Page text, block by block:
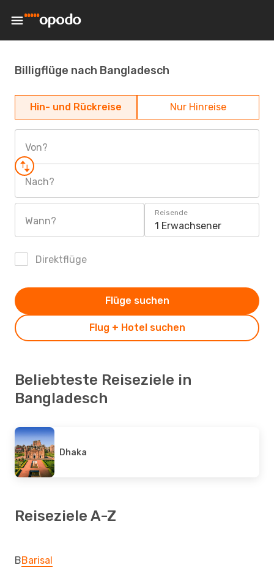
Billigflüge nach Bangladesch
Hin- und Rückreise Nur Hinreise
Von?
Nach?
Wann?
Reisende
1 Erwachsener
Direktflüge
Flug + Hotel suchen
Flüge suchen
Beliebteste Reiseziele in
Bangladesch
Dhaka
Reiseziele A-Z
BBarisal